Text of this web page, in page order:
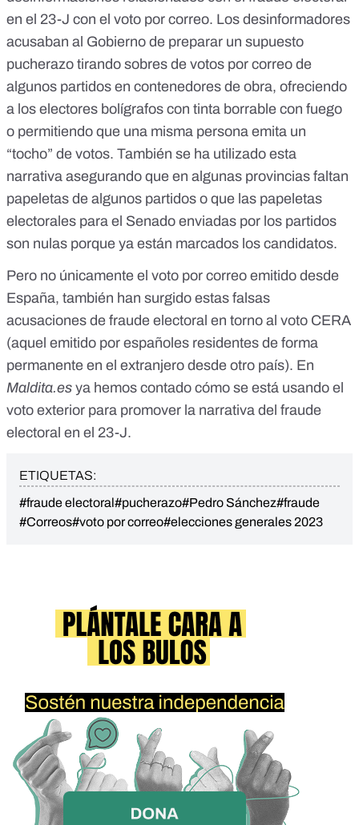
en el 23-J con el voto por correo. Los desinformadores
acusaban al Gobierno de preparar un supuesto
pucherazo tirando sobres de votos por correo de
algunos partidos en contenedores de obra, ofreciendo
a los electores bolígrafos con tinta borrable con fuego
o permitiendo que una misma persona emita un
“tocho” de votos. También se ha utilizado esta
narrativa asegurando que en algunas provincias faltan
papeletas de algunos partidos o que las papeletas
electorales para el Senado enviadas por los partidos
son nulas porque ya están marcados los candidatos.
Pero no únicamente el voto por correo emitido desde
España, también han surgido estas falsas
acusaciones de fraude electoral en torno al voto CERA
(aquel emitido por españoles residentes de forma
permanente en el extranjero desde otro país). En
Maldita.es ya hemos contado cómo se está usando el
voto exterior para promover la narrativa del fraude
electoral en el 23-J.
ETIQUETAS:
#fraude electoral#pucherazo#Pedro Sánchez#fraude
#Correos#voto por correo#elecciones generales 2023